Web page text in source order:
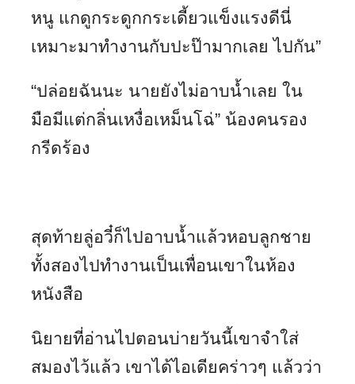
หนู แกดูกระดูกกระเดี้ยวแข็งแรงดีนี่
เหมาะมาทำงานกับปะป๊ามากเลย ไปกัน”
“ปล่อยฉันนะ นายยังไม่อาบน้ำเลย ใน
มือมีแต่กลิ่นเหงื่อเหม็นโฉ่” น้องคนรอง
กรีดร้อง
สุดท้ายลู่อวี๋ก็ไปอาบน้ำแล้วหอบลูกชาย
ทั้งสองไปทำงานเป็นเพื่อนเขาในห้อง
หนังสือ
นิยายที่อ่านไปตอนบ่ายวันนี้เขาจำใส่
สมองไว้แล้ว เขาได้ไอเดียคร่าวๆ แล้วว่า